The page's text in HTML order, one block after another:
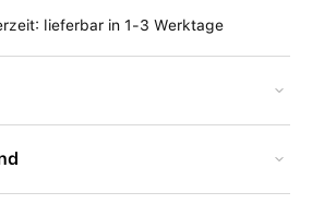
lieferbar in 1-3 Werktage